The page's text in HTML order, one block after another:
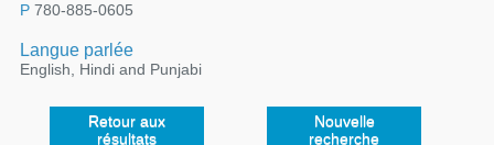
P 780-885-0605
Langue parlée
English, Hindi and Punjabi
Retour aux
résultats
Nouvelle
recherche